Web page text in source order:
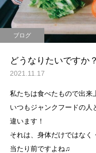
ブログ
どうなりたいですか？
2021.11.17
私たちは食べたもので出来
いつもジャンクフードの人
違います！
それは、身体だけではなく
当たり前ですよね♫